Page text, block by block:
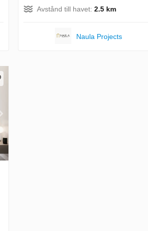
Avstånd till havet: 2.5 km
Naula Projects